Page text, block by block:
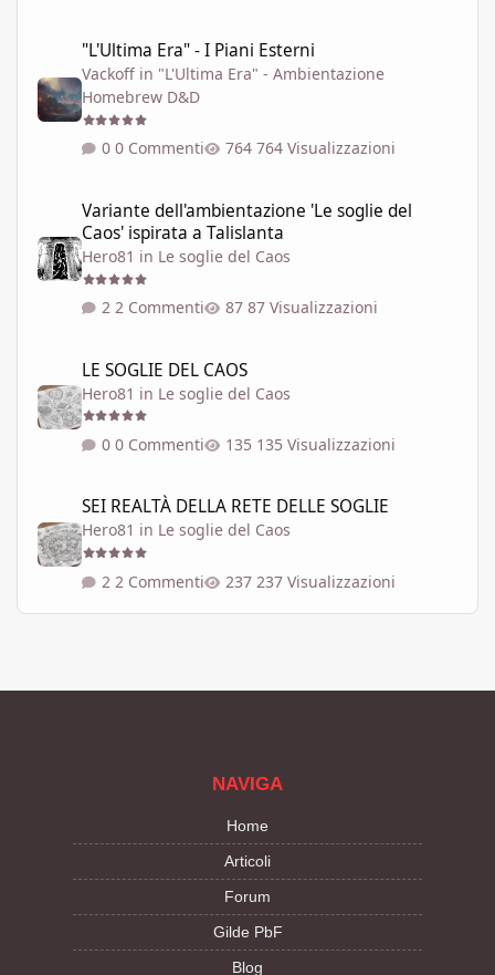
"L'Ultima Era" - I Piani Esterni
Vackoff in "L'Ultima Era" - Ambientazione
Homebrew D&D
0 Commenti 764 Visualizzazioni
Variante dell'ambientazione 'Le soglie del
Caos' ispirata a Talislanta
Hero81 in Le soglie del Caos
2 Commenti 87 Visualizzazioni
LE SOGLIE DEL CAOS
Hero81 in Le soglie del Caos
0 Commenti 135 Visualizzazioni
SEI REALTÀ DELLA RETE DELLE SOGLIE
Hero81 in Le soglie del Caos
2 Commenti 237 Visualizzazioni
NAVIGA
Home
Articoli
Forum
Gilde PbF
Blog